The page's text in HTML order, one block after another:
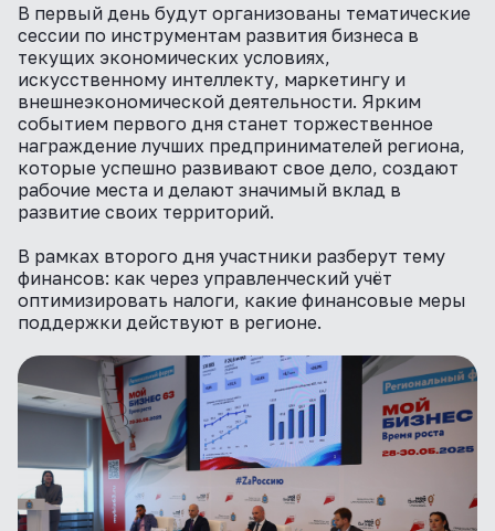
В первый день будут организованы тематические
сессии по инструментам развития бизнеса в
текущих экономических условиях,
искусственному интеллекту, маркетингу и
внешнеэкономической деятельности. Ярким
событием первого дня станет торжественное
награждение лучших предпринимателей региона,
которые успешно развивают свое дело, создают
рабочие места и делают значимый вклад в
развитие своих территорий.
В рамках второго дня участники разберут тему
финансов: как через управленческий учёт
оптимизировать налоги, какие финансовые меры
поддержки действуют в регионе.